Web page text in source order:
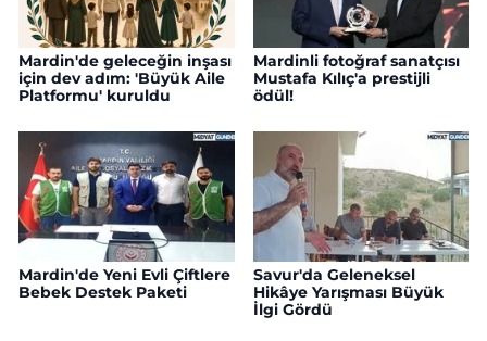
Mardin'de geleceğin inşası
için dev adım: 'Büyük Aile
Platformu' kuruldu
Mardinli fotoğraf sanatçısı
Mustafa Kılıç'a prestijli
ödül!
Mardin'de Yeni Evli Çiftlere
Bebek Destek Paketi
Savur'da Geleneksel
Hikâye Yarışması Büyük
İlgi Gördü